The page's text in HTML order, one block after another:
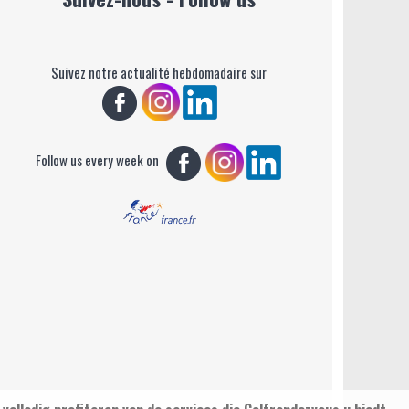
Suivez notre actualité hebdomadaire sur
Follow us every week on